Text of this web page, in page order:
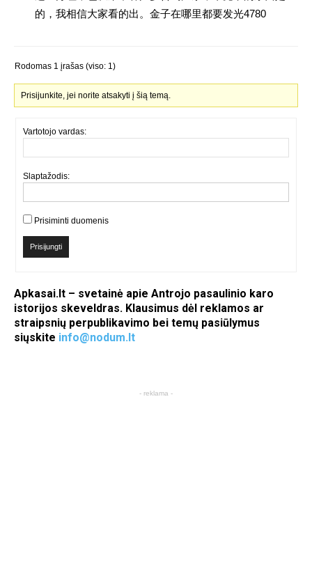
的，我相信大家看的出。金子在哪里都要发光4780
Rodomas 1 įrašas (viso: 1)
Prisijunkite, jei norite atsakyti į šią temą.
Vartotojo vardas:
Slaptažodis:
Prisiminti duomenis
Prisijungti
Apkasai.lt – svetainė apie Antrojo pasaulinio karo
istorijos skeveldras. Klausimus dėl reklamos ar
straipsnių perpublikavimo bei temų pasiūlymus
siųskite info@nodum.lt
- reklama -